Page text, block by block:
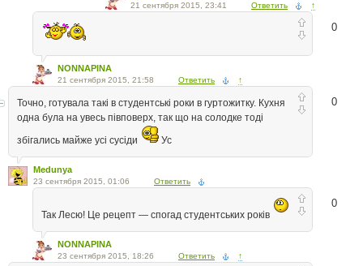
21 сентября 2015, 23:41 Ответить ↑
0
NONNAPINA
21 сентября 2015, 21:58 Ответить ↑
0
Точно, готувала такі в студентські роки в гуртожитку. Кухня
одна була на увесь півповерх, так що на солодке тоді
збігались майже усі сусіди
Ус
Medunya
23 сентября 2015, 01:06 Ответить
0
Так Лесю! Це рецепт — спогад студентських років
NONNAPINA
23 сентября 2015, 18:26 Ответить ↑